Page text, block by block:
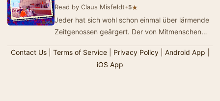
Read by Claus Misfeldt•5★
Jeder hat sich wohl schon einmal über lärmende
Zeitgenossen geärgert. Der von Mitmenschen
Contact Us| Terms of Service| Privacy Policy| Android App
iOS App